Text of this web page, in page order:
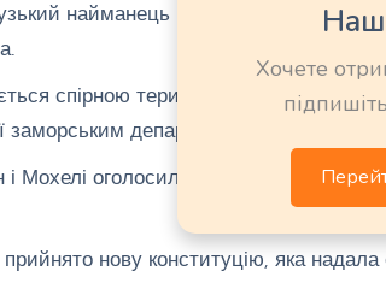
найманець Боб Денар
спірною територією: Комори
заморським департаментом.
Мохелі оголосили про сецесію, але
нову конституцію, яка
Наш
Хочете